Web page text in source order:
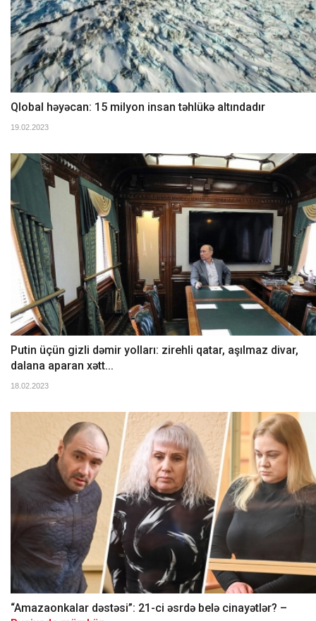
Qlobal həyəcan: 15 milyon insan təhlükə altındadır
19.02.2023
Putin üçün gizli dəmir yolları: zirehli qatar, aşılmaz divar,
dalana aparan xətt...
18.02.2023
“Amazaonkalar dəstəsi”: 21-ci əsrdə belə cinayətlər? –